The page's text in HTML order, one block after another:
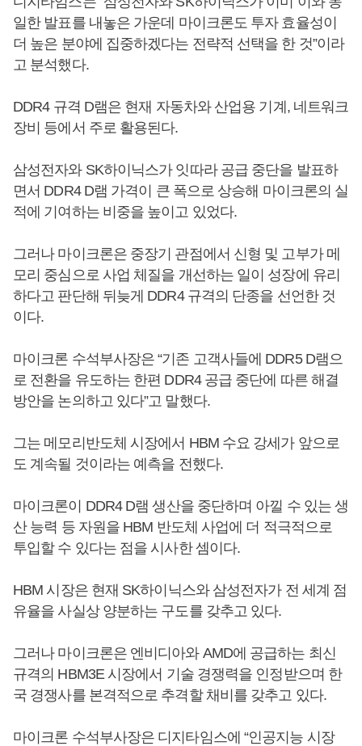
일한 발표를 내놓은 가운데 마이크론도 투자 효율성이
더 높은 분야에 집중하겠다는 전략적 선택을 한 것”이라
고 분석했다.
DDR4 규격 D램은 현재 자동차와 산업용 기계, 네트워크
장비 등에서 주로 활용된다.
삼성전자와 SK하이닉스가 잇따라 공급 중단을 발표하
면서 DDR4 D램 가격이 큰 폭으로 상승해 마이크론의 실
적에 기여하는 비중을 높이고 있었다.
그러나 마이크론은 중장기 관점에서 신형 및 고부가 메
모리 중심으로 사업 체질을 개선하는 일이 성장에 유리
하다고 판단해 뒤늦게 DDR4 규격의 단종을 선언한 것
이다.
마이크론 수석부사장은 “기존 고객사들에 DDR5 D램으
로 전환을 유도하는 한편 DDR4 공급 중단에 따른 해결
방안을 논의하고 있다”고 말했다.
그는 메모리반도체 시장에서 HBM 수요 강세가 앞으로
도 계속될 것이라는 예측을 전했다.
마이크론이 DDR4 D램 생산을 중단하며 아낄 수 있는 생
산 능력 등 자원을 HBM 반도체 사업에 더 적극적으로
투입할 수 있다는 점을 시사한 셈이다.
HBM 시장은 현재 SK하이닉스와 삼성전자가 전 세계 점
유율을 사실상 양분하는 구도를 갖추고 있다.
그러나 마이크론은 엔비디아와 AMD에 공급하는 최신
규격의 HBM3E 시장에서 기술 경쟁력을 인정받으며 한
국 경쟁사를 본격적으로 추격할 채비를 갖추고 있다.
마이크론 수석부사장은 디지타임스에 “인공지능 시장